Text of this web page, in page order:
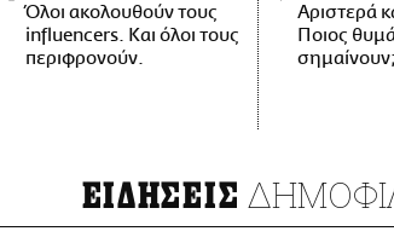
Όλοι ακολουθούν τους
influencers. Και όλοι τους
περιφρονούν.
Αριστερά
Ποιος
σημαίνουν;
ΕΙΔΗΣΕΙΣ